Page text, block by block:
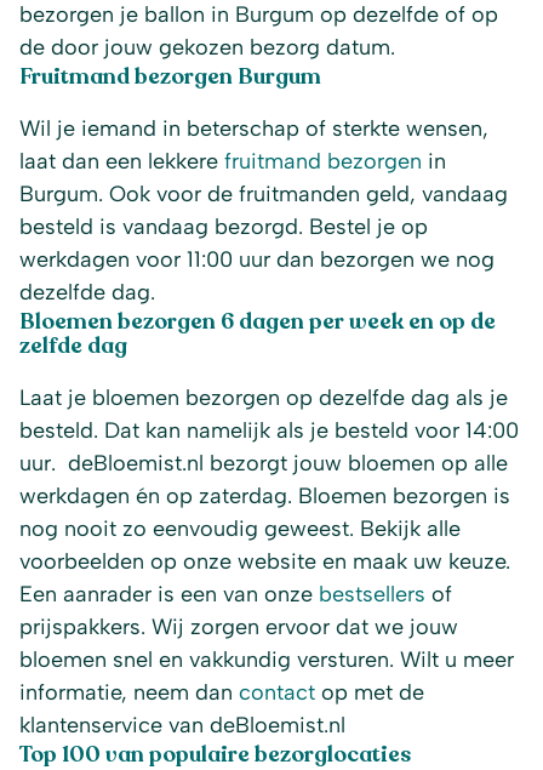
bezorgen je ballon in Burgum op dezelfde of op
de door jouw gekozen bezorg datum.
Fruitmand bezorgen Burgum
Wil je iemand in beterschap of sterkte wensen,
laat dan een lekkere fruitmand bezorgen in
Burgum. Ook voor de fruitmanden geld, vandaag
besteld is vandaag bezorgd. Bestel je op
werkdagen voor 11:00 uur dan bezorgen we nog
dezelfde dag.
Bloemen bezorgen 6 dagen per week en op de
zelfde dag
Laat je bloemen bezorgen op dezelfde dag als je
besteld. Dat kan namelijk als je besteld voor 14:00
uur. deBloemist.nl bezorgt jouw bloemen op alle
werkdagen én op zaterdag. Bloemen bezorgen is
nog nooit zo eenvoudig geweest. Bekijk alle
voorbeelden op onze website en maak uw keuze.
Een aanrader is een van onze bestsellers of
prijspakkers. Wij zorgen ervoor dat we jouw
bloemen snel en vakkundig versturen. Wilt u meer
informatie, neem dan contact op met de
klantenservice van deBloemist.nl
Top 100 van populaire bezorglocaties